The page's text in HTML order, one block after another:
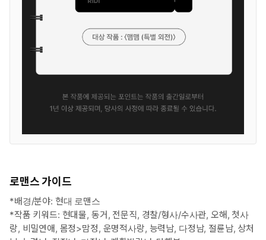
로맨스 가이드
*배경/분야: 현대 로맨스
*작품 키워드: 현대물, 동거, 전문직, 경찰/형사/수사관, 오해, 첫사
랑, 비밀연애, 몸정>맘정, 운명적사랑, 능력남, 다정남, 절륜남, 상처